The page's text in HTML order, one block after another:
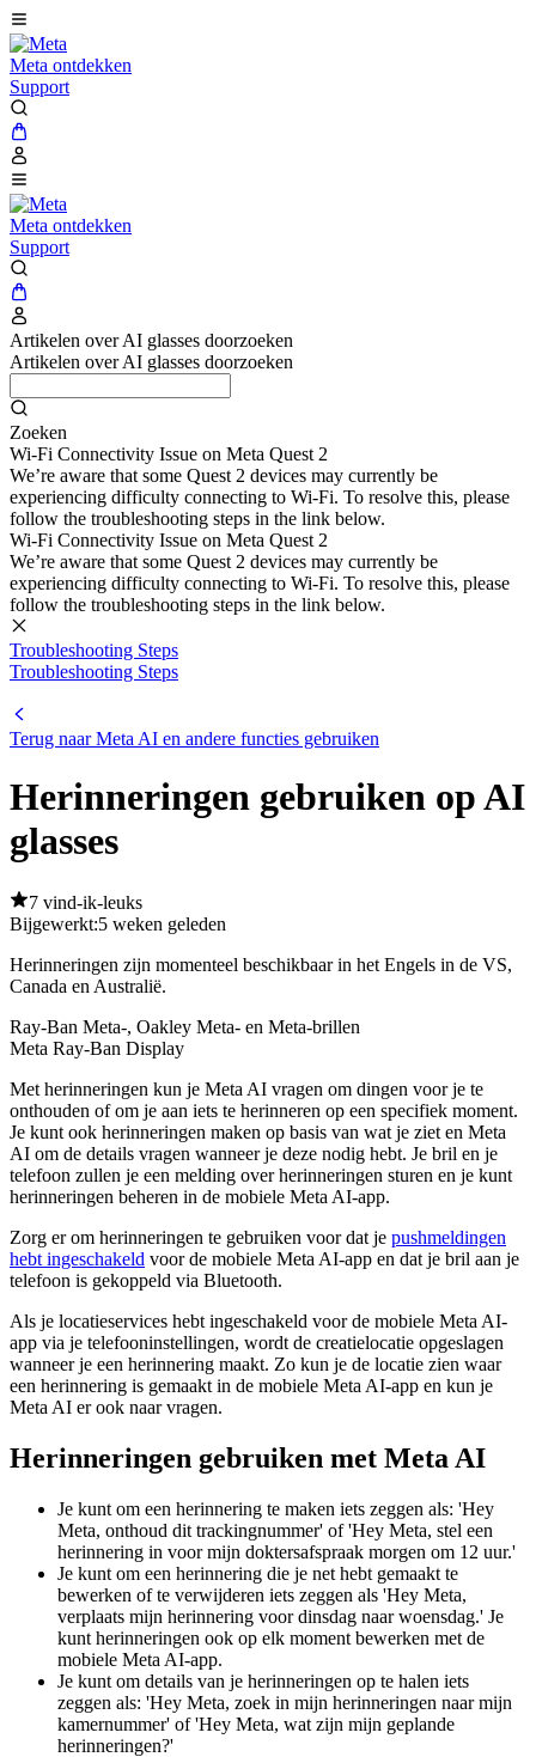
Meta ontdekken
Support
Meta ontdekken
Support
Artikelen over AI glasses doorzoeken
Artikelen over AI glasses doorzoeken
Zoeken
Wi-Fi Connectivity Issue on Meta Quest 2
We’re aware that some Quest 2 devices may currently be
experiencing difficulty connecting to Wi-Fi. To resolve this, please
follow the troubleshooting steps in the link below.
Wi-Fi Connectivity Issue on Meta Quest 2
We’re aware that some Quest 2 devices may currently be
experiencing difficulty connecting to Wi-Fi. To resolve this, please
follow the troubleshooting steps in the link below.
Troubleshooting Steps
Troubleshooting Steps
Terug naar Meta AI en andere functies gebruiken
Herinneringen gebruiken op AI
glasses
7 vind-ik-leuks
Bijgewerkt:5 weken geleden
Herinneringen zijn momenteel beschikbaar in het Engels in de VS,
Canada en Australië.
Ray-Ban Meta-, Oakley Meta- en Meta-brillen
Meta Ray-Ban Display
Met herinneringen kun je Meta AI vragen om dingen voor je te
onthouden of om je aan iets te herinneren op een specifiek moment.
Je kunt ook herinneringen maken op basis van wat je ziet en Meta
AI om de details vragen wanneer je deze nodig hebt. Je bril en je
telefoon zullen je een melding over herinneringen sturen en je kunt
herinneringen beheren in de mobiele Meta AI-app.
Zorg er om herinneringen te gebruiken voor dat je pushmeldingen
hebt ingeschakeld voor de mobiele Meta AI-app en dat je bril aan je
telefoon is gekoppeld via Bluetooth.
Als je locatieservices hebt ingeschakeld voor de mobiele Meta AI-
app via je telefooninstellingen, wordt de creatielocatie opgeslagen
wanneer je een herinnering maakt. Zo kun je de locatie zien waar
een herinnering is gemaakt in de mobiele Meta AI-app en kun je
Meta AI er ook naar vragen.
Herinneringen gebruiken met Meta AI
Je kunt om een herinnering te maken iets zeggen als: 'Hey
Meta, onthoud dit trackingnummer' of 'Hey Meta, stel een
herinnering in voor mijn doktersafspraak morgen om 12 uur.'
Je kunt om een herinnering die je net hebt gemaakt te
bewerken of te verwijderen iets zeggen als 'Hey Meta,
verplaats mijn herinnering voor dinsdag naar woensdag.' Je
kunt herinneringen ook op elk moment bewerken met de
mobiele Meta AI-app.
Je kunt om details van je herinneringen op te halen iets
zeggen als: 'Hey Meta, zoek in mijn herinneringen naar mijn
kamernummer' of 'Hey Meta, wat zijn mijn geplande
herinneringen?'